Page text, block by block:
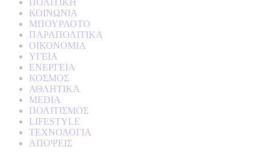
ΠΟΛΙΤΙΚΗ
ΚΟΙΝΩΝΙΑ
ΜΠΟΥΡΛΟΤΟ
ΠΑΡΑΠΟΛΙΤΙΚΑ
ΟΙΚΟΝΟΜΙΑ
ΥΓΕΙΑ
ΕΝΕΡΓΕΙΑ
ΚΟΣΜΟΣ
ΑΘΛΗΤΙΚΑ
MEDIA
ΠΟΛΙΤΙΣΜΟΣ
LIFESTYLE
ΤΕΧΝΟΛΟΓΙΑ
ΑΠΟΨΕΙΣ